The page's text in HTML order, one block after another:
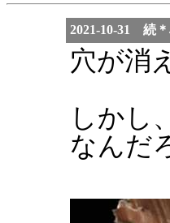
2021-10-31 続
穴が消
しかし、
なんだ